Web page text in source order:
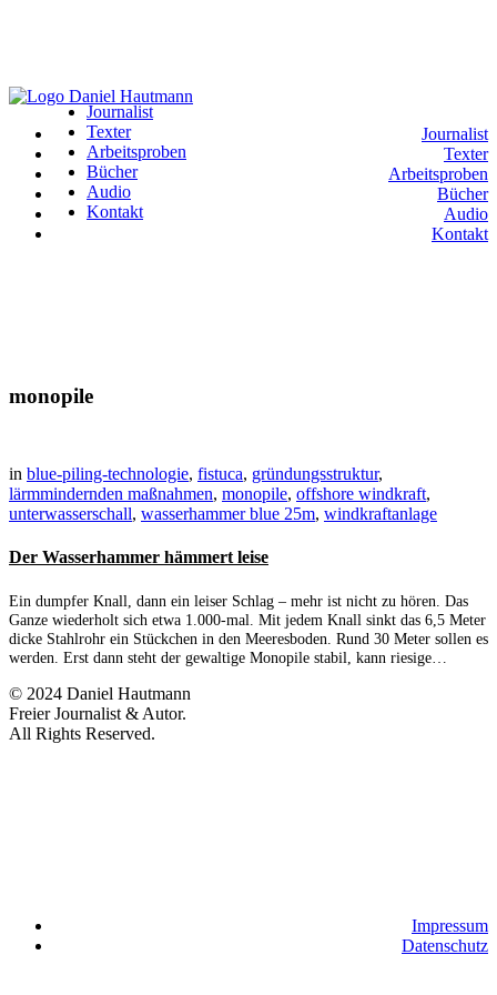
Journalist
Texter
Arbeitsproben
Bücher
Audio
Kontakt
Journalist
Texter
Arbeitsproben
Bücher
Audio
Kontakt
monopile
in blue-piling-technologie, fistuca, gründungsstruktur,
lärmmindernden maßnahmen, monopile, offshore windkraft,
unterwasserschall, wasserhammer blue 25m, windkraftanlage
Der Wasserhammer hämmert leise
Ein dumpfer Knall, dann ein leiser Schlag – mehr ist nicht zu hören. Das
Ganze wiederholt sich etwa 1.000-mal. Mit jedem Knall sinkt das 6,5 Meter
dicke Stahlrohr ein Stückchen in den Meeresboden. Rund 30 Meter sollen es
werden. Erst dann steht der gewaltige Monopile stabil, kann riesige…
© 2024 Daniel Hautmann
Freier Journalist & Autor.
All Rights Reserved.
Impressum
Datenschutz